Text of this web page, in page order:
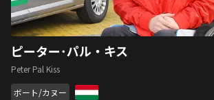
ピーター･パル・キス
Peter Pal Kiss
ボート/カヌー